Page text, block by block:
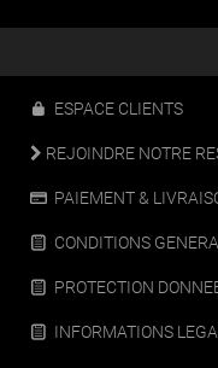
ESPACE CLIENTS
REJOINDRE NOTRE
PAIEMENT &
CONDITIONS
PROTECTION
INFORMATIONS